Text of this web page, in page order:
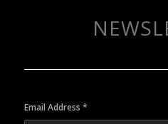
Email Address *